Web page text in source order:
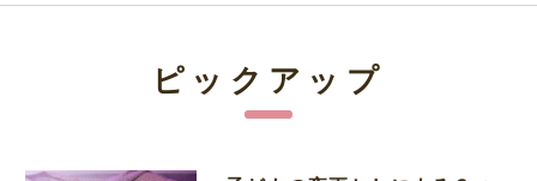
ピックアップ